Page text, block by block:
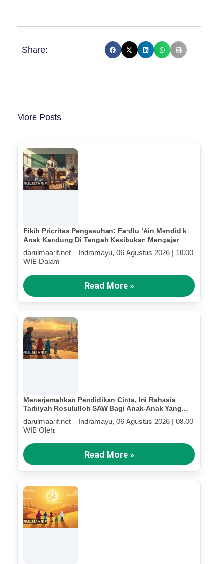
Share:
More Posts
Fikih Prioritas Pengasuhan: Fardlu ‘Ain Mendidik
Anak Kandung Di Tengah Kesibukan Mengajar
darulmaarif.net – Indramayu, 06 Agustus 2026 | 10.00
WIB Dalam
Read More »
Menerjemahkan Pendidikan Cinta, Ini Rahasia
Tarbiyah Rosululloh SAW Bagi Anak-Anak Yang
Terluka (Bagian IV)
darulmaarif.net – Indramayu, 06 Agustus 2026 | 08.00
WIB Oleh:
Read More »